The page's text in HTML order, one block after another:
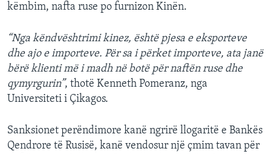
këmbim, nafta ruse po furnizon Kinën.
“Nga këndvështrimi kinez, është pjesa e eksporteve
dhe ajo e importeve. Për sa i përket importeve, ata janë
bërë klienti më i madh në botë për naftën ruse dhe
qymyrgurin”, thotë Kenneth Pomeranz, nga
Universiteti i Çikagos.
Sanksionet perëndimore kanë ngrirë llogaritë e Bankës
Qendrore të Rusisë, kanë vendosur një çmim tavan për